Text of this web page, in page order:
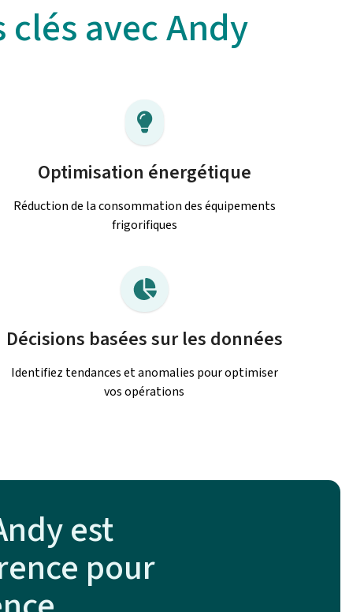
clés avec Andy
Optimisation énergétique
Réduction de la consommation des équipements
frigorifiques
Décisions basées sur les données
Identifiez tendances et anomalies pour optimiser
vos opérations
est
pour